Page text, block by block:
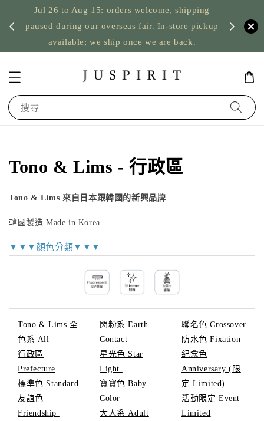
Jul 26 to Aug 15: orders welcome, shipping
paused during our overseas fair. In-store pickup
available; we ship once we are back.
US
搜尋
Tono & Lims - 行政區
Tono & Lims 來自日本跟韓國的新興品牌
韓國製造 Made in Korea
Tono & Lims 全
色系 All
行政區
Prefecture
標準色 Standard
友誼色
Friendship
閃粉系 Earth
Contact
星光色 Star
Light
寶寶色 Baby
Color
大人系 Adult
聯名色 Crossover
防水色 Fixation
紀念色
Anniversary (限
定 Limited)
活動限定 Event
Limited
▼▼▼顏色分類▼▼▼